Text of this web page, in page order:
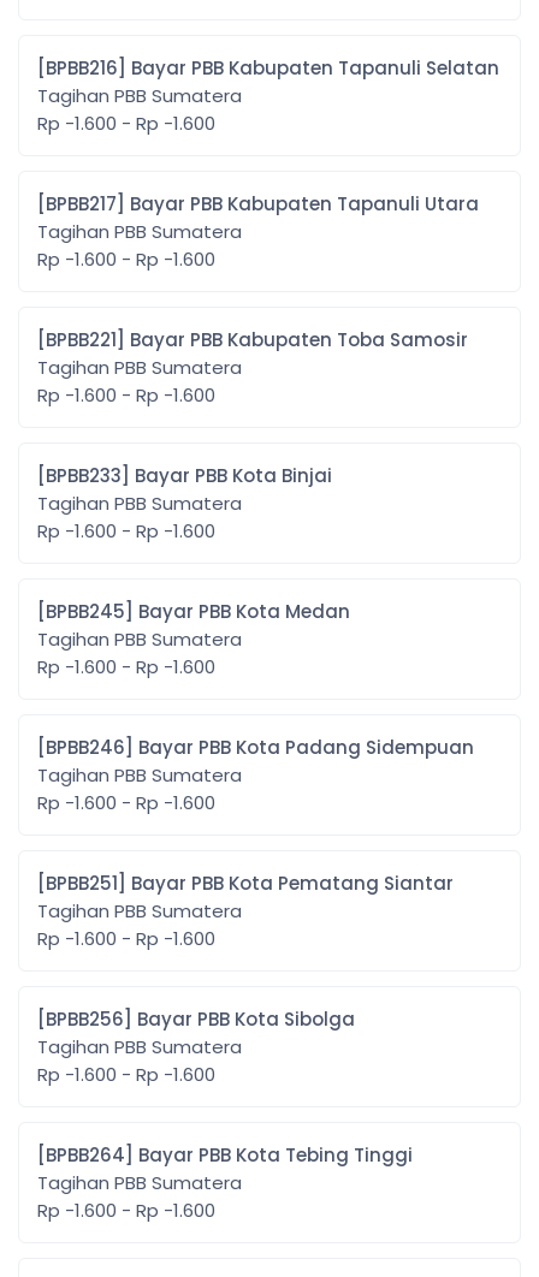
[BPBB216] Bayar PBB Kabupaten Tapanuli Selatan
Tagihan PBB Sumatera
Rp -1.600 - Rp -1.600
[BPBB217] Bayar PBB Kabupaten Tapanuli Utara
Tagihan PBB Sumatera
Rp -1.600 - Rp -1.600
[BPBB221] Bayar PBB Kabupaten Toba Samosir
Tagihan PBB Sumatera
Rp -1.600 - Rp -1.600
[BPBB233] Bayar PBB Kota Binjai
Tagihan PBB Sumatera
Rp -1.600 - Rp -1.600
[BPBB245] Bayar PBB Kota Medan
Tagihan PBB Sumatera
Rp -1.600 - Rp -1.600
[BPBB246] Bayar PBB Kota Padang Sidempuan
Tagihan PBB Sumatera
Rp -1.600 - Rp -1.600
[BPBB251] Bayar PBB Kota Pematang Siantar
Tagihan PBB Sumatera
Rp -1.600 - Rp -1.600
[BPBB256] Bayar PBB Kota Sibolga
Tagihan PBB Sumatera
Rp -1.600 - Rp -1.600
[BPBB264] Bayar PBB Kota Tebing Tinggi
Tagihan PBB Sumatera
Rp -1.600 - Rp -1.600